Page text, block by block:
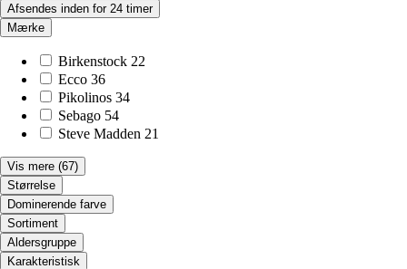
Afsendes inden for 24 timer
Mærke
Birkenstock 22
Ecco 36
Pikolinos 34
Sebago 54
Steve Madden 21
Vis mere (67)
Størrelse
Dominerende farve
Sortiment
Aldersgruppe
Karakteristisk